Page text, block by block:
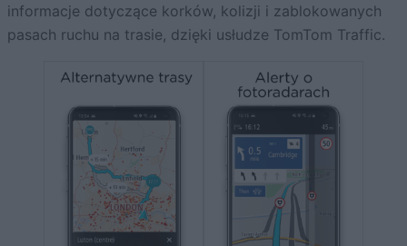
informacje dotyczące korków, kolizji i zablokowanych
pasach ruchu na trasie, dzięki usłudze TomTom Traffic.